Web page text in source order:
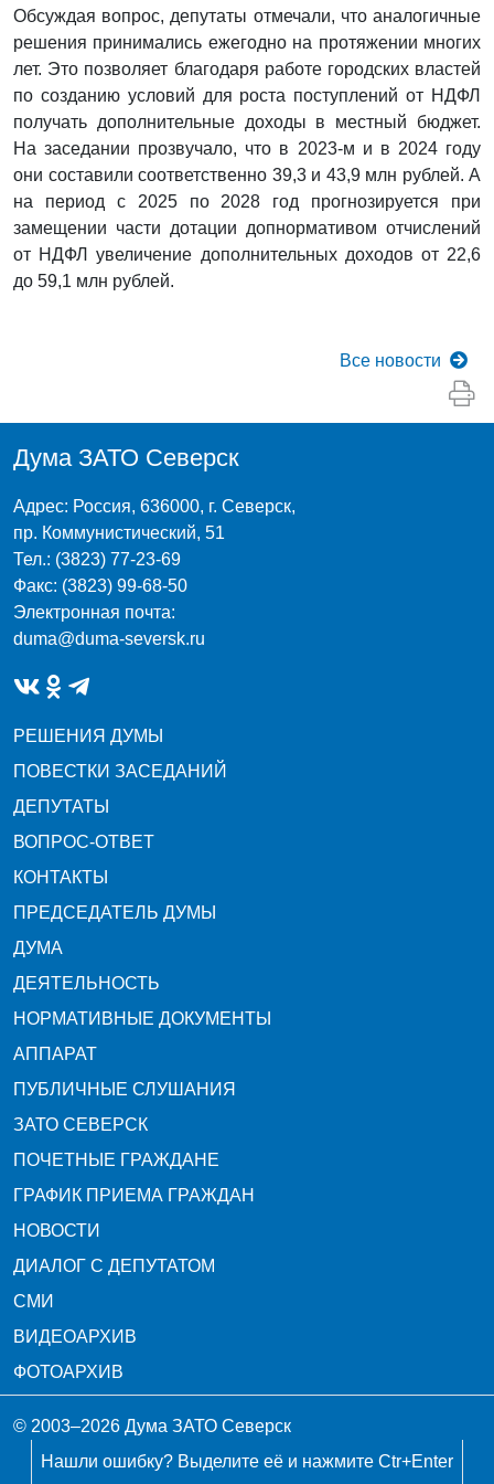
Обсуждая вопрос, депутаты отмечали, что аналогичные
решения принимались ежегодно на протяжении многих
лет. Это позволяет благодаря работе городских властей
по созданию условий для роста поступлений от НДФЛ
получать дополнительные доходы в местный бюджет.
На заседании прозвучало, что в 2023-м и в 2024 году
они составили соответственно 39,3 и 43,9 млн рублей. А
на период с 2025 по 2028 год прогнозируется при
замещении части дотации допнормативом отчислений
от НДФЛ увеличение дополнительных доходов от 22,6
до 59,1 млн рублей.
Все новости
Дума ЗАТО Северск
Адрес: Россия, 636000, г. Северск,
пр. Коммунистический, 51
Тел.: (3823) 77-23-69
Факс: (3823) 99-68-50
Электронная почта:
duma@duma-seversk.ru
РЕШЕНИЯ ДУМЫ
ПОВЕСТКИ ЗАСЕДАНИЙ
ДЕПУТАТЫ
ВОПРОС-ОТВЕТ
КОНТАКТЫ
ПРЕДСЕДАТЕЛЬ ДУМЫ
ДУМА
ДЕЯТЕЛЬНОСТЬ
НОРМАТИВНЫЕ ДОКУМЕНТЫ
АППАРАТ
ПУБЛИЧНЫЕ СЛУШАНИЯ
ЗАТО СЕВЕРСК
ПОЧЕТНЫЕ ГРАЖДАНЕ
ГРАФИК ПРИЕМА ГРАЖДАН
НОВОСТИ
ДИАЛОГ С ДЕПУТАТОМ
СМИ
ВИДЕОАРХИВ
ФОТОАРХИВ
© 2003–2026 Дума ЗАТО Северск
Нашли ошибку? Выделите её и нажмите Ctr+Enter